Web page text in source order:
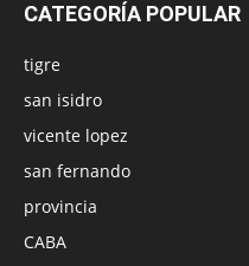
CATEGORÍA POPULAR
tigre
san isidro
vicente lopez
san fernando
provincia
CABA